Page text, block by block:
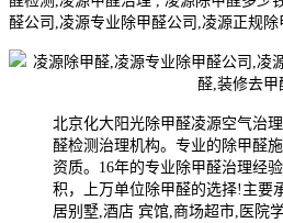
醛公司,凌源专业除甲醛公司,凌源正规除
北京化大阳光除甲醛凌源空气治
醛检测治理机构。专业的除甲醛
资质。16年的专业除甲醛治理经
积，上万单位除甲醛的选择!主要
居别墅,酒店 宾馆,商场超市,医院